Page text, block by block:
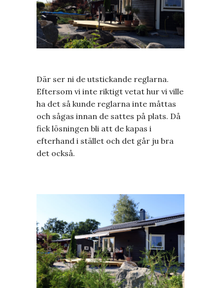
Där ser ni de utstickande reglarna.
Eftersom vi inte riktigt vetat hur vi ville
ha det så kunde reglarna inte måttas
och sågas innan de sattes på plats. Då
fick lösningen bli att de kapas i
efterhand i stället och det går ju bra
det också.